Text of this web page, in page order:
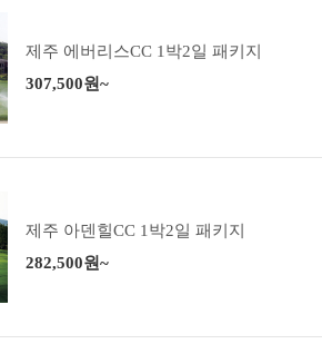
제주 에버리스CC 1박2일 패키지
307,500원~
제주 아덴힐CC 1박2일 패키지
282,500원~